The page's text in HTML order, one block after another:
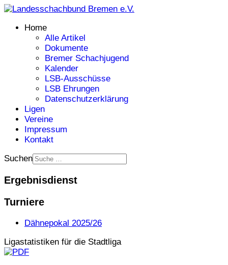
Home
Alle Artikel
Dokumente
Bremer Schachjugend
Kalender
LSB-Ausschüsse
LSB Ehrungen
Datenschutzerklärung
Ligen
Vereine
Impressum
Kontakt
Suchen
Ergebnisdienst
Turniere
Dähnepokal 2025/26
Ligastatistiken für die Stadtliga